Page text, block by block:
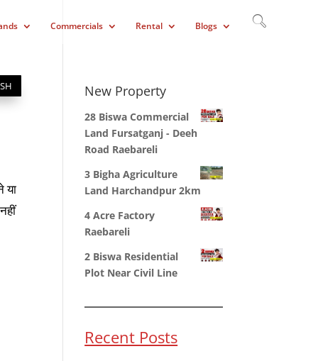
Commercials Rental Blogs
या
New Property
28 Biswa Commercial
Land Fursatganj - Deeh
Road Raebareli
3 Bigha Agriculture
Land Harchandpur 2km
4 Acre Factory
Raebareli
2 Biswa Residential
Plot Near Civil Line
Recent Posts